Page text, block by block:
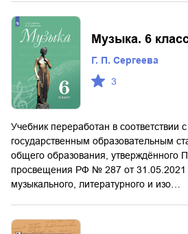
Музыка. 6
Г. П. Сергеева
3
Учебник переработан в соответствии
государственным образовательным
общего образования, утверждённого
просвещения РФ № 287 от 31.05.2021
музыкального, литературного и изо…